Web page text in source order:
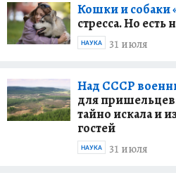
Кошки и собаки
стресса. Но есть
31 июля
НАУКА
Над СССР
для пришельцев:
тайно искала и
гостей
31 июля
НАУКА